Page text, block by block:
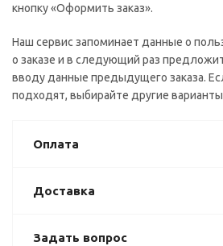
кнопку «Оформить заказ».
Наш сервис запоминает данные о
о заказе и в следующий раз
вводу данные предыдущего заказа.
подходят, выбирайте другие
Оплата
Доставка
Задать вопрос